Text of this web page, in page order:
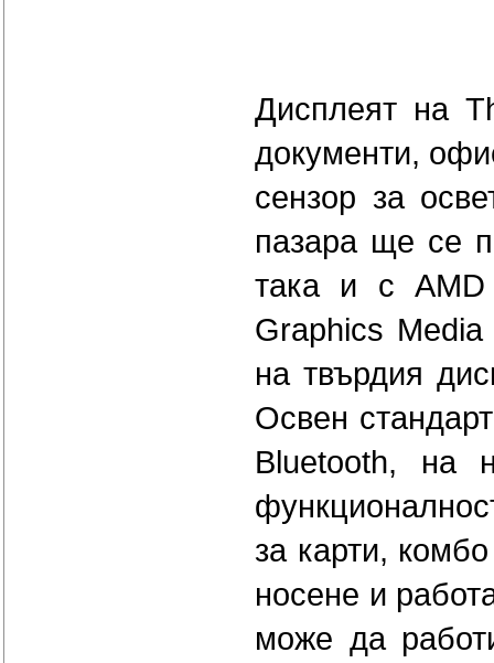
Дисплеят на
документи,
сензор за
пазара ще се
така и с
Graphics
на твърдия
Освен
Bluetooth, на
за карти,
носене и
може да